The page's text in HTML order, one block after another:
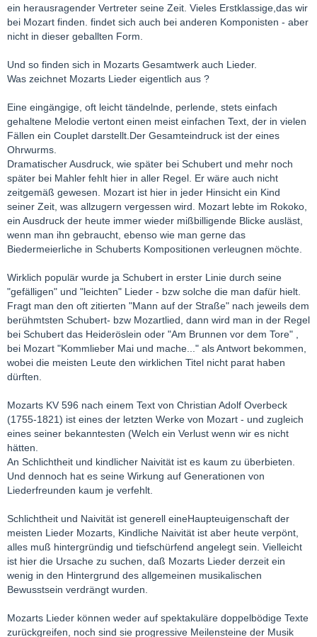
ein herausragender Vertreter seine Zeit. Vieles Erstklassige,das wir
bei Mozart finden. findet sich auch bei anderen Komponisten - aber
nicht in dieser geballten Form.
Und so finden sich in Mozarts Gesamtwerk auch Lieder.
Was zeichnet Mozarts Lieder eigentlich aus ?
Eine eingängige, oft leicht tändelnde, perlende, stets einfach
gehaltene Melodie vertont einen meist einfachen Text, der in vielen
Fällen ein Couplet darstellt.Der Gesamteindruck ist der eines
Ohrwurms.
Dramatischer Ausdruck, wie später bei Schubert und mehr noch
später bei Mahler fehlt hier in aller Regel. Er wäre auch nicht
zeitgemäß gewesen. Mozart ist hier in jeder Hinsicht ein Kind
seiner Zeit, was allzugern vergessen wird. Mozart lebte im Rokoko,
ein Ausdruck der heute immer wieder mißbilligende Blicke ausläst,
wenn man ihn gebraucht, ebenso wie man gerne das
Biedermeierliche in Schuberts Kompositionen verleugnen möchte.
Wirklich populär wurde ja Schubert in erster Linie durch seine
"gefälligen" und "leichten" Lieder - bzw solche die man dafür hielt.
Fragt man den oft zitierten "Mann auf der Straße" nach jeweils dem
berühmtsten Schubert- bzw Mozartlied, dann wird man in der Regel
bei Schubert das Heideröslein oder "Am Brunnen vor dem Tore" ,
bei Mozart "Kommlieber Mai und mache..." als Antwort bekommen,
wobei die meisten Leute den wirklichen Titel nicht parat haben
dürften.
Mozarts KV 596 nach einem Text von Christian Adolf Overbeck
(1755-1821) ist eines der letzten Werke von Mozart - und zugleich
eines seiner bekanntesten (Welch ein Verlust wenn wir es nicht
hätten.
An Schlichtheit und kindlicher Naivität ist es kaum zu überbieten.
Und dennoch hat es seine Wirkung auf Generationen von
Liederfreunden kaum je verfehlt.
Schlichtheit und Naivität ist generell eineHaupteuigenschaft der
meisten Lieder Mozarts, Kindliche Naivität ist aber heute verpönt,
alles muß hintergründig und tiefschürfend angelegt sein. Vielleicht
ist hier die Ursache zu suchen, daß Mozarts Lieder derzeit ein
wenig in den Hintergrund des allgemeinen musikalischen
Bewusstsein verdrängt wurden.
Mozarts Lieder können weder auf spektakuläre doppelbödige Texte
zurückgreifen, noch sind sie progressive Meilensteine der Musik